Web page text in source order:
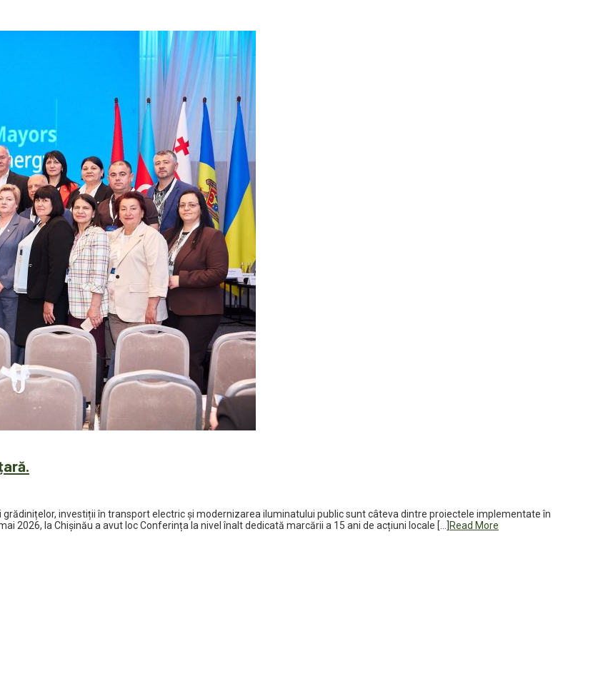
investiții în transport electric și modernizarea iluminatului public sunt câteva dintre proiectele implementate în
2026, la Chișinău a avut loc Conferința la nivel înalt dedicată marcării a 15 ani de acțiuni locale […] Read More